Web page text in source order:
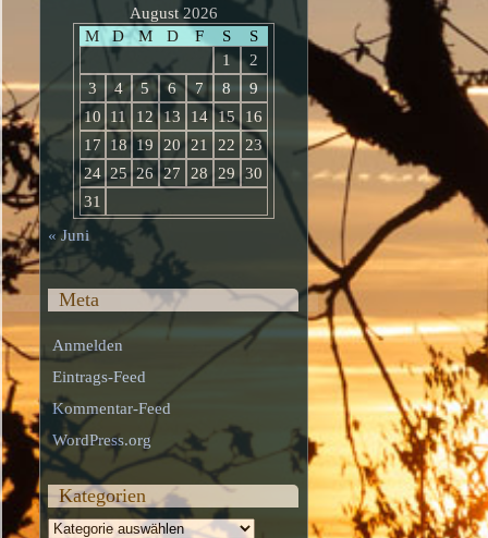
August 2026
M
D M D F S
S
1
2
3
4 5 6 7 8
9
10
11 12 13 14 15
16
17
18 19 20 21 22
23
24 25 26 27 28 29
30
31
« Juni
Meta
Anmelden
Eintrags-Feed
Kommentar-Feed
WordPress.org
Kategorien
Kategorien